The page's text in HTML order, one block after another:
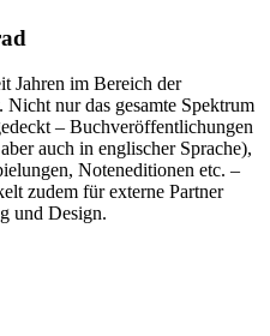
Jahren im Bereich der
nur das gesamte Spektrum
– Buchveröffentlichungen
auch in englischer Sprache),
Noteneditionen etc. –
zudem für externe Partner
und Design.